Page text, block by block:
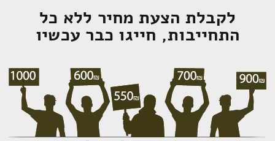
לקבלת הצעת מחיר ללא כל
התחייבות, חייגו כבר עכשיו